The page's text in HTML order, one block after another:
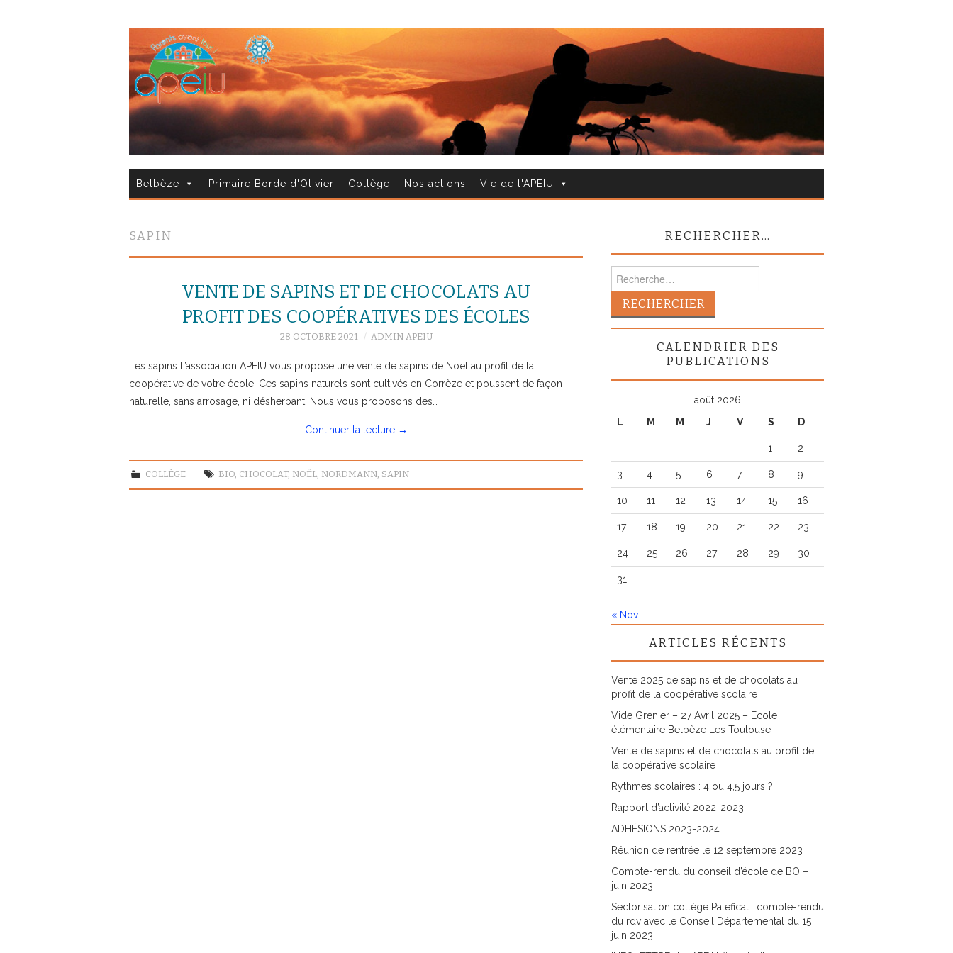
Belbèze Primaire Borde d'Olivier Collège Nos actions Vie de l'APEIU
SAPIN
VENTE DE SAPINS ET DE CHOCOLATS AU
PROFIT DES COOPÉRATIVES DES ÉCOLES
28 OCTOBRE 2021 ADMIN APEIU
Les sapins L’association APEIU vous propose une vente de sapins de Noël au profit de la
coopérative de votre école. Ces sapins naturels sont cultivés en Corrèze et poussent de façon
naturelle, sans arrosage, ni désherbant. Nous vous proposons des…
Continuer la lecture →
COLLÈGE BIO CHOCOLAT, NOËL NORDMANN SAPIN
RECHERCHER…
CALENDRIER DES
PUBLICATIONS
août 2026
L
M M J V S D
1 2
3 4 5 6 7 8 9
10 11 12 13 14 15 16
17 18 19 20 21 22 23
24 25 26 27 28 29 30
31
« Nov
ARTICLES RÉCENTS
Vente 2025 de sapins et de chocolats au
profit de la coopérative scolaire
Vide Grenier – 27 Avril 2025 – Ecole
élémentaire Belbèze Les Toulouse
Vente de sapins et de chocolats au profit de
la coopérative scolaire
Rythmes scolaires : 4 ou 4,5 jours ?
Rapport d’activité 2022-2023
ADHÉSIONS 2023-2024
Réunion de rentrée le 12 septembre 2023
Compte-rendu du conseil d’école de BO –
juin 2023
Sectorisation collège Paléficat : compte-rendu
du rdv avec le Conseil Départemental du 15
juin 2023